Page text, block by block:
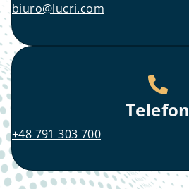
biuro@lucri.com
Telefon
+48 791 303 700